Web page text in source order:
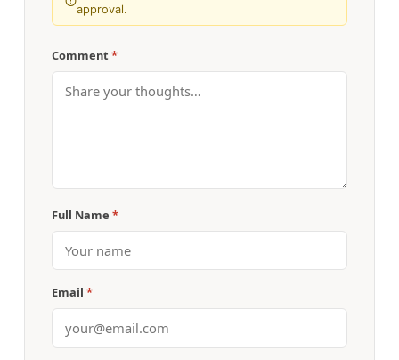
approval.
Comment *
Full Name *
Email *